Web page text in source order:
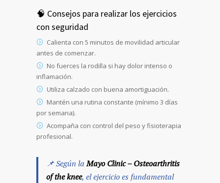
🧠 Consejos para realizar los ejercicios
con seguridad
Calienta con 5 minutos de movilidad articular
antes de comenzar.
No fuerces la rodilla si hay dolor intenso o
inflamación.
Utiliza calzado con buena amortiguación.
Mantén una rutina constante (mínimo 3 días
por semana).
Acompaña con control del peso y fisioterapia
profesional.
📌 Según laMayo Clinic – Osteoarthritis
of the knee, el ejercicio es fundamental